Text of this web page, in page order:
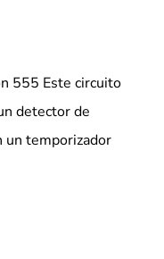
555 Este circuito
detector de
un temporizador